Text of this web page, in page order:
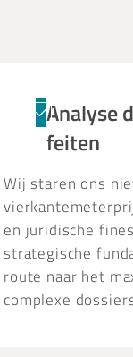
Analyse
feiten
Wij staren ons
en juridische
strategische
route naar het
complexe